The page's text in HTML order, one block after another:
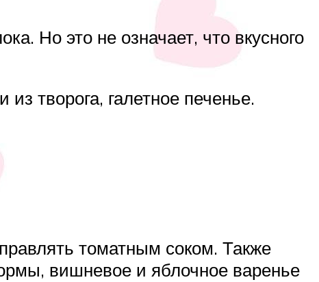
Но это не означает, что вкусного
творога, галетное печенье.
томатным соком. Также
вишневое и яблочное варенье